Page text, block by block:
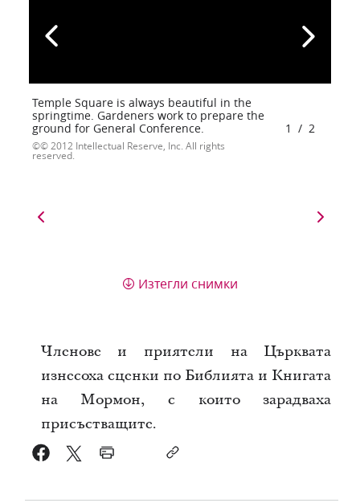
Temple Square is always beautiful in the
springtime. Gardeners work to prepare the
ground for General Conference.
© 2012 Intellectual Reserve, Inc. All rights
reserved.
1 / 2
Изтегли снимки
Членове и приятели на Църквата
изнесоха сценки по Библията и Книгата
на Мормон, с които зарадваха
присъстващите.